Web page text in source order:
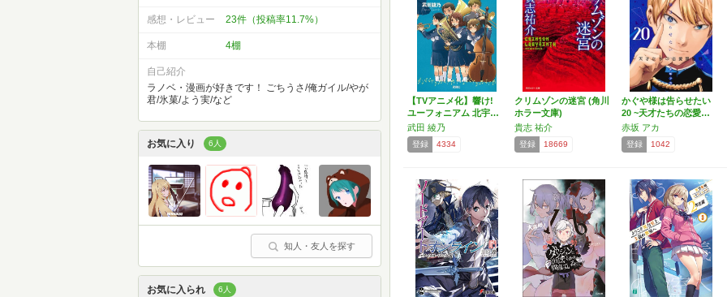
【TVアニメ化】響け!
ユーフォニアム 北宇…
武田 綾乃
登録 4334
クリムゾンの迷宮 (角川
ホラー文庫)
貴志 祐介
登録 18669
かぐや様は告らせたい
20 ~天才たちの恋愛…
赤坂 アカ
登録 1042
感想・レビュー 23件（投稿率11.7%）
本棚 4棚
自己紹介
ラノベ・漫画が好きです！ ごちうさ/俺ガイル/やが
君/氷菓/よう実/など
お気に入り 6人
知人・友人を探す
お気に入られ 6人